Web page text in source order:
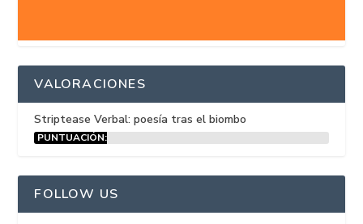
VALORACIONES
Striptease Verbal: poesía tras el biombo
PUNTUACIÓN:
FOLLOW US